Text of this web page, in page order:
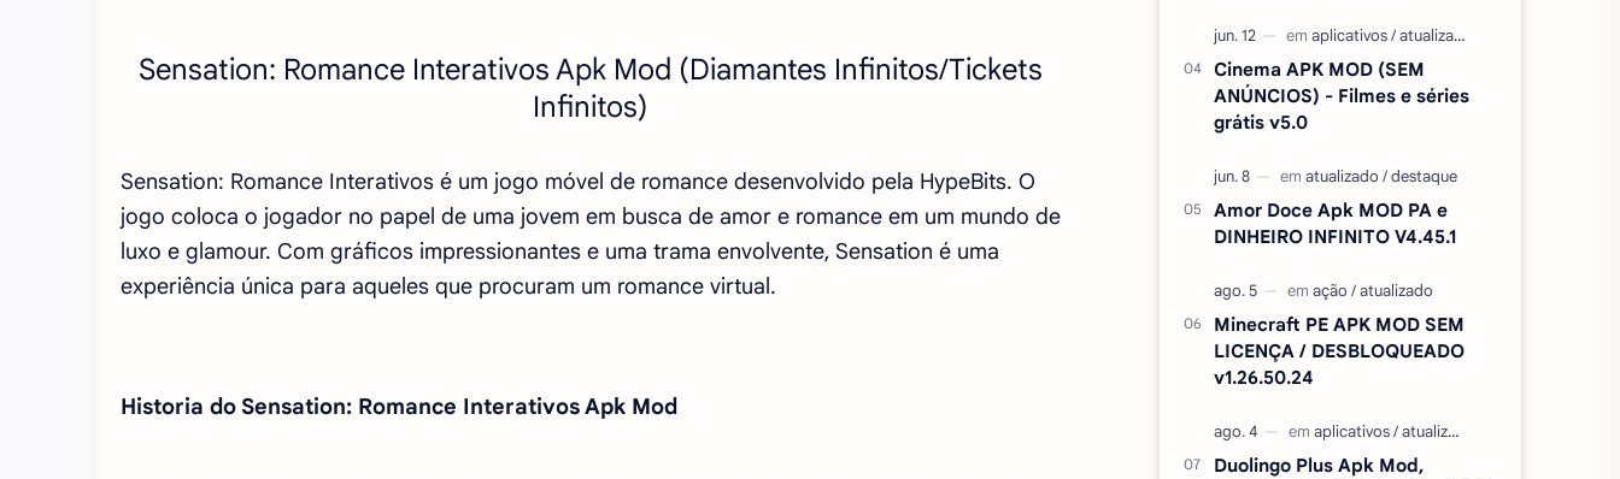
Sensation: Romance Interativos Apk Mod (Diamantes Infinitos/Tickets
Infinitos)
Sensation: Romance Interativos é um jogo móvel de romance desenvolvido pela HypeBits. O
jogo coloca o jogador no papel de uma jovem em busca de amor e romance em um mundo de
luxo e glamour. Com gráficos impressionantes e uma trama envolvente, Sensation é uma
experiência única para aqueles que procuram um romance virtual.
Historia do Sensation: Romance Interativos Apk Mod
Cinema APK MOD (SEM
ANÚNCIOS) - Filmes e séries
grátis v5.0
Amor Doce Apk MOD PA e
DINHEIRO INFINITO V4.45.1
Minecraft PE APK MOD SEM
LICENÇA / DESBLOQUEADO
v1.26.50.24
Duolingo Plus Apk Mod,